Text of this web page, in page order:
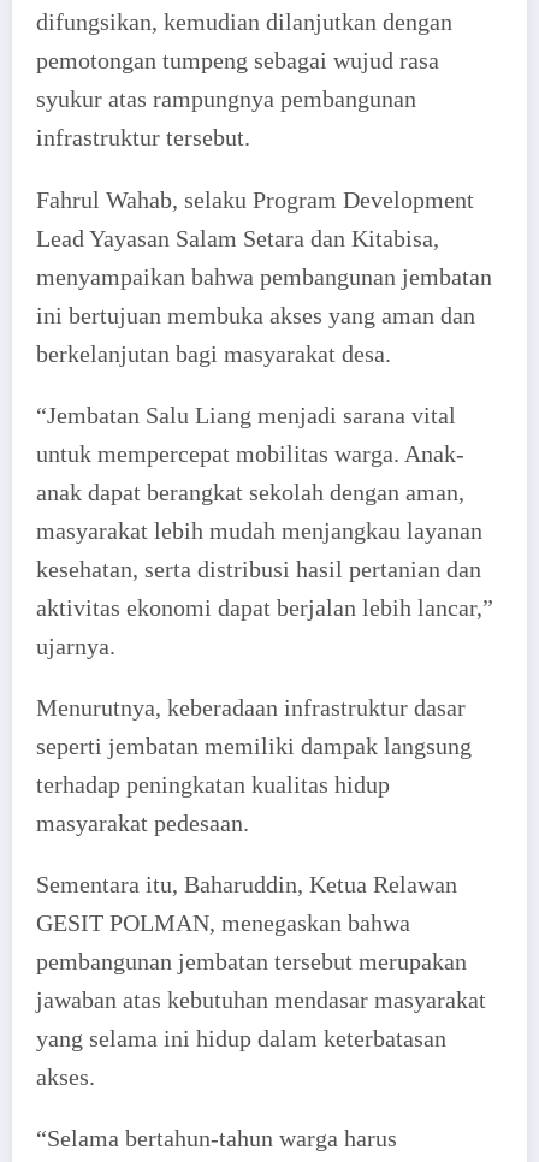
difungsikan, kemudian dilanjutkan dengan
pemotongan tumpeng sebagai wujud rasa
syukur atas rampungnya pembangunan
infrastruktur tersebut.
Fahrul Wahab, selaku Program Development
Lead Yayasan Salam Setara dan Kitabisa,
menyampaikan bahwa pembangunan jembatan
ini bertujuan membuka akses yang aman dan
berkelanjutan bagi masyarakat desa.
“Jembatan Salu Liang menjadi sarana vital
untuk mempercepat mobilitas warga. Anak-
anak dapat berangkat sekolah dengan aman,
masyarakat lebih mudah menjangkau layanan
kesehatan, serta distribusi hasil pertanian dan
aktivitas ekonomi dapat berjalan lebih lancar,”
ujarnya.
Menurutnya, keberadaan infrastruktur dasar
seperti jembatan memiliki dampak langsung
terhadap peningkatan kualitas hidup
masyarakat pedesaan.
Sementara itu, Baharuddin, Ketua Relawan
GESIT POLMAN, menegaskan bahwa
pembangunan jembatan tersebut merupakan
jawaban atas kebutuhan mendasar masyarakat
yang selama ini hidup dalam keterbatasan
akses.
“Selama bertahun-tahun warga harus